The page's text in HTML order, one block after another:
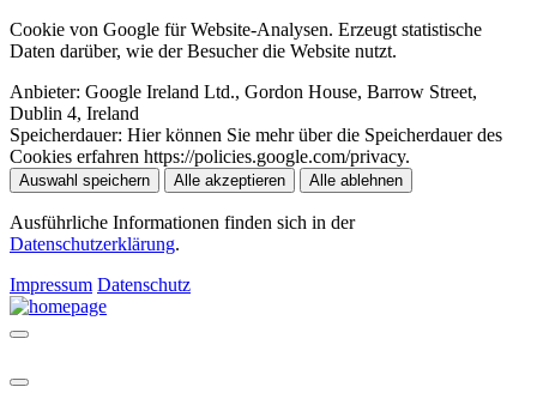
Cookie von Google für Website-Analysen. Erzeugt statistische
Daten darüber, wie der Besucher die Website nutzt.
Anbieter: Google Ireland Ltd., Gordon House, Barrow Street,
Dublin 4, Ireland
Speicherdauer: Hier können Sie mehr über die Speicherdauer des
Cookies erfahren https://policies.google.com/privacy.
Auswahl speichern Alle akzeptieren Alle ablehnen
Ausführliche Informationen finden sich in der
Datenschutzerklärung.
Impressum Datenschutz